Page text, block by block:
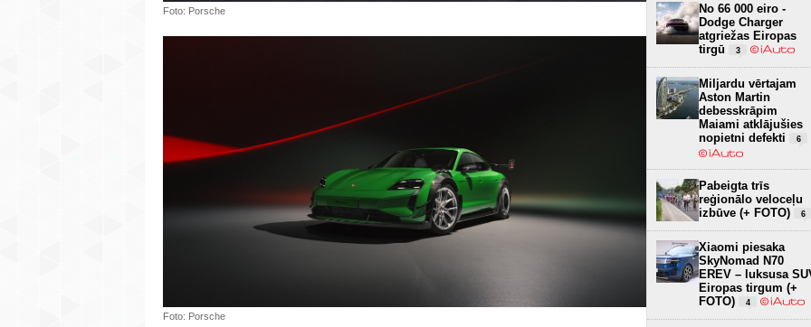
Foto: Porsche
Foto: Porsche
No 66 000 eiro -
Dodge Charger
atgriežas Eiropas
tirgū
3
Miljardu vērtajam
Aston Martin
debesskrāpim
Maiami atklājušies
nopietni defekti
6
Pabeigta trīs
reģionālo veloceļu
izbūve (+ FOTO)
6
Xiaomi piesaka
SkyNomad N70
EREV – luksusa
Eiropas tirgum (+
FOTO)
4